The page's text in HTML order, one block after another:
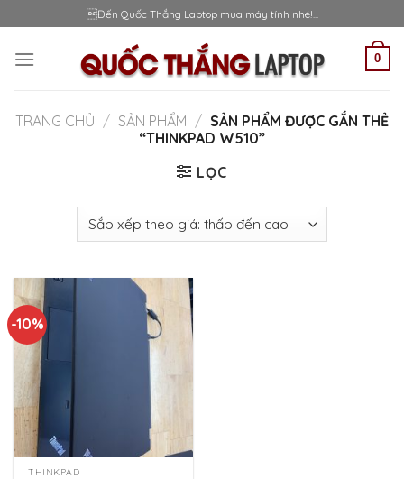
to
content
Đến Quốc Thắng Laptop mua máy tính nhé!...
0
TRANG CHỦ / SẢN PHẨM / SẢN PHẨM ĐƯỢC GẮN THẺ
“THINKPAD W510”
LỌC
-10%
THINKPAD